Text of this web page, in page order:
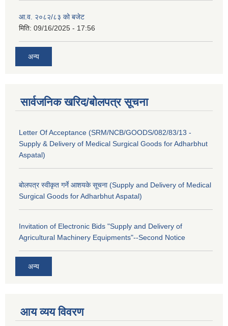
आ.व. २०८२/८३ को बजेट
मिति: 09/16/2025 - 17:56
अन्य
सार्वजनिक खरिद/बोलपत्र सूचना
Letter Of Acceptance (SRM/NCB/GOODS/082/83/13 -
Supply & Delivery of Medical Surgical Goods for Adharbhut
Aspatal)
बोलपत्र स्वीकृत गर्ने आशयके सूचना (Supply and Delivery of Medical
Surgical Goods for Adharbhut Aspatal)
Invitation of Electronic Bids "Supply and Delivery of
Agricultural Machinery Equipments"--Second Notice
अन्य
आय व्यय विवरण